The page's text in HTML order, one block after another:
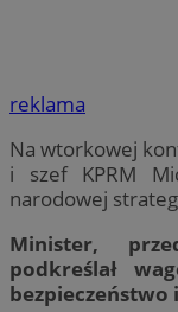
reklama
Na wtorkowej
i szef KPRM
narodowej
Minister,
podkreślał
bezpieczeństwo